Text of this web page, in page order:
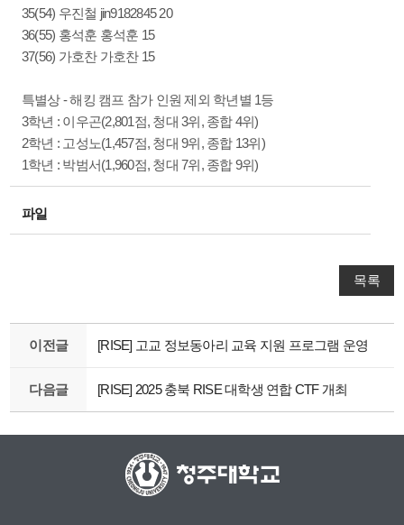
35(54) 우진철 jin9182845 20
36(55) 홍석훈 홍석훈 15
37(56) 가호찬 가호찬 15
특별상 - 해킹 캠프 참가 인원 제외 학년별 1등
3학년 : 이우곤(2,801점, 청대 3위, 종합 4위)
2학년 : 고성노(1,457점, 청대 9위, 종합 13위)
1학년 : 박범서(1,960점, 청대 7위, 종합 9위)
파일
목록
이전글 [RISE] 고교 정보동아리 교육 지원 프로그램 운영
다음글 [RISE] 2025 충북 RISE 대학생 연합 CTF 개최